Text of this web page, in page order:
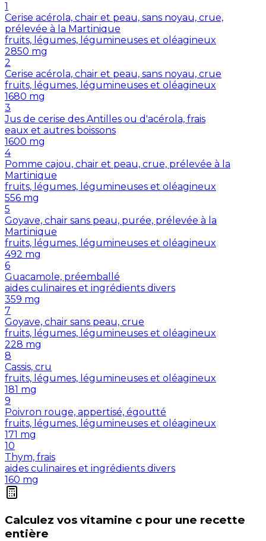
1
Cerise acérola, chair et peau, sans noyau, crue,
prélevée à la Martinique
fruits, légumes, légumineuses et oléagineux
2850 mg
2
Cerise acérola, chair et peau, sans noyau, crue
fruits, légumes, légumineuses et oléagineux
1680 mg
3
Jus de cerise des Antilles ou d'acérola, frais
eaux et autres boissons
1600 mg
4
Pomme cajou, chair et peau, crue, prélevée à la
Martinique
fruits, légumes, légumineuses et oléagineux
556 mg
5
Goyave, chair sans peau, purée, prélevée à la
Martinique
fruits, légumes, légumineuses et oléagineux
492 mg
6
Guacamole, préemballé
aides culinaires et ingrédients divers
359 mg
7
Goyave, chair sans peau, crue
fruits, légumes, légumineuses et oléagineux
228 mg
8
Cassis, cru
fruits, légumes, légumineuses et oléagineux
181 mg
9
Poivron rouge, appertisé, égoutté
fruits, légumes, légumineuses et oléagineux
171 mg
10
Thym, frais
aides culinaires et ingrédients divers
160 mg
Calculez vos vitamine c pour une recette
entière